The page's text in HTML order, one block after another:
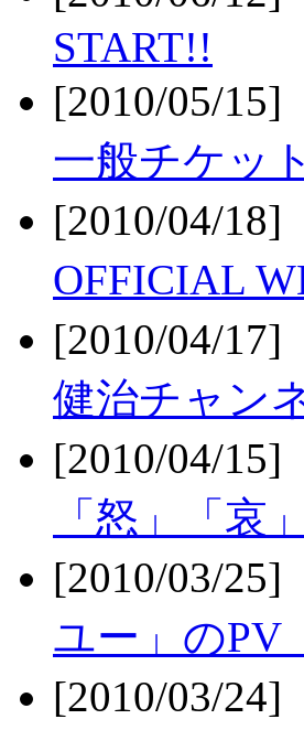
START!!
[2010/05/15]
一般チケッ
[2010/04/18]
OFFICIAL
[2010/04/17]
健治チャン
[2010/04/15]
「怒」「哀
[2010/03/25]
ユー」のPV
[2010/03/24]